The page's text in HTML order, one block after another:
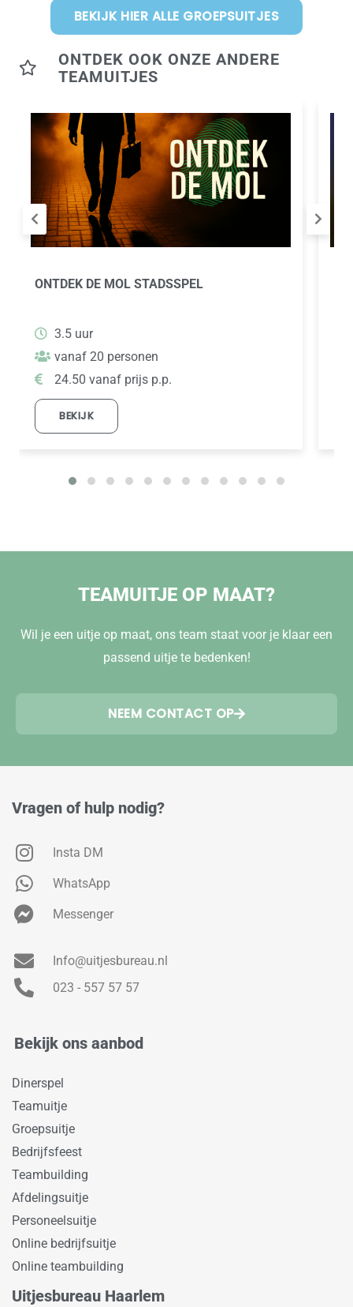
BEKIJK HIER ALLE GROEPSUITJES
ONTDEK OOK ONZE ANDERE
TEAMUITJES
ONTDEK DE MOL STADSSPEL
3.5 uur
vanaf 20 personen
24.50 vanaf prijs p.p.
BEKIJK
TEAMUITJE OP MAAT?
Wil je een uitje op maat, ons team staat voor je klaar een
passend uitje te bedenken!
NEEM CONTACT OP
Vragen of hulp nodig?
Insta DM
WhatsApp
Messenger
Info@uitjesbureau.nl
023 - 557 57 57
Bekijk ons aanbod
Dinerspel
Teamuitje
Groepsuitje
Bedrijfsfeest
Teambuilding
Afdelingsuitje
Personeelsuitje
Online bedrijfsuitje
Online teambuilding
Uitjesbureau Haarlem